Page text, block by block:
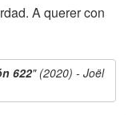
A querer con
622" (2020) - Joël